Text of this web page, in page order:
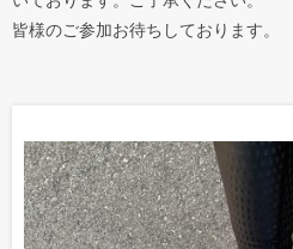
皆様のご参加お待ちしております。